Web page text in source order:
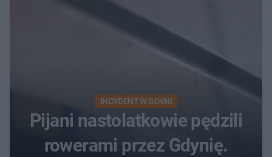
INCYDENT W GDYNI
Pijani nastolatkowie pędzili
rowerami przez Gdynię.